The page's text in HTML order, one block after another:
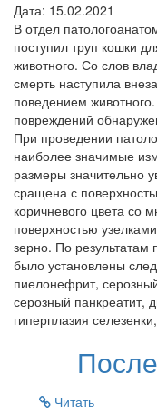
Дата: 15.02.2021
В отдел
поступил труп кошки
животного. Со слов
смерть наступила
поведением
повреждений
При проведении
наиболее значимые
размеры значительно
сращена с
коричневого цвета
поверхностью
зерно. По результатам
было установлены
пиелонефрит,
серозный панкреатит,
гиперплазия
Читать